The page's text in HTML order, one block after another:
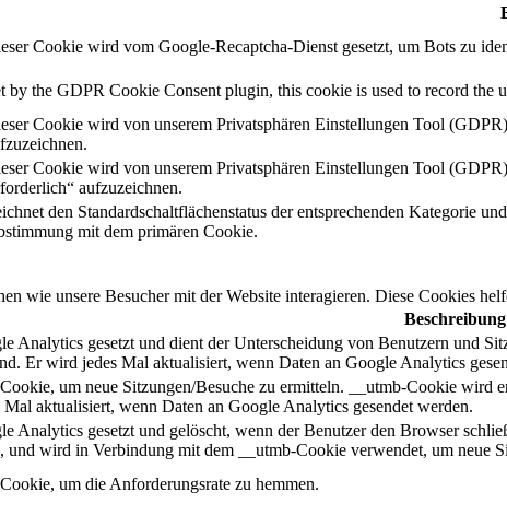
Cookie wird vom Google-Recaptcha-Dienst gesetzt, um Bots zu
by the GDPR Cookie Consent plugin, this cookie is used to record
Cookie wird von unserem Privatsphären Einstellungen Tool
Cookie wird von unserem Privatsphären Einstellungen Tool
aufzuzeichnen.
den Standardschaltflächenstatus der entsprechenden Kategorie
mit dem primären Cookie.
wie unsere Besucher mit der Website interagieren. Diese Cookies
Beschreibung
Analytics gesetzt und dient der Unterscheidung von Benutzern und
Er wird jedes Mal aktualisiert, wenn Daten an Google Analytics
um neue Sitzungen/Besuche zu ermitteln. __utmb-Cookie
aktualisiert, wenn Daten an Google Analytics gesendet werden.
Analytics gesetzt und gelöscht, wenn der Benutzer den Browser
wird in Verbindung mit dem __utmb-Cookie verwendet, um neue
um die Anforderungsrate zu hemmen.